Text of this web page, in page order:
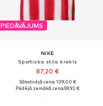
PIEDĀVĀJUMS
NIKE
Sportiska stila krekls
87,20 €
Sākotnējā cena: 109,00 €
Pēdējā zemākā cena:59,92 €